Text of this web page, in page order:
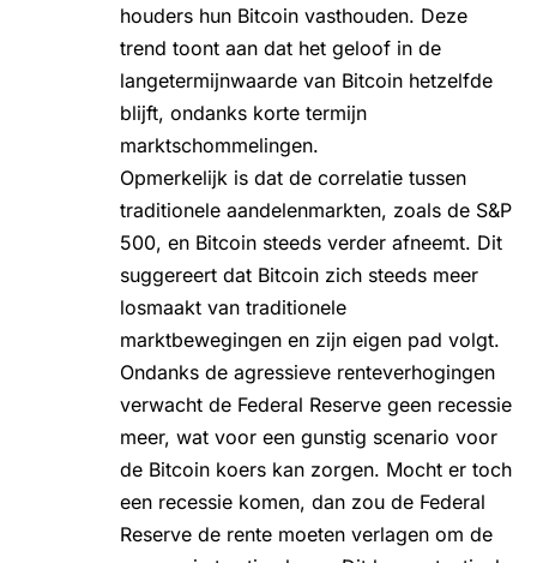
houders hun Bitcoin vasthouden. Deze
trend toont aan dat het geloof in de
langetermijnwaarde van Bitcoin hetzelfde
blijft, ondanks korte termijn
marktschommelingen.
Opmerkelijk is dat de correlatie tussen
traditionele aandelenmarkten, zoals de S&P
500, en Bitcoin steeds verder afneemt. Dit
suggereert dat Bitcoin zich steeds meer
losmaakt van traditionele
marktbewegingen en zijn eigen pad volgt.
Ondanks de agressieve renteverhogingen
verwacht de Federal Reserve geen recessie
meer, wat voor een gunstig scenario voor
de Bitcoin koers kan zorgen. Mocht er toch
een recessie komen, dan zou de Federal
Reserve de rente moeten verlagen om de